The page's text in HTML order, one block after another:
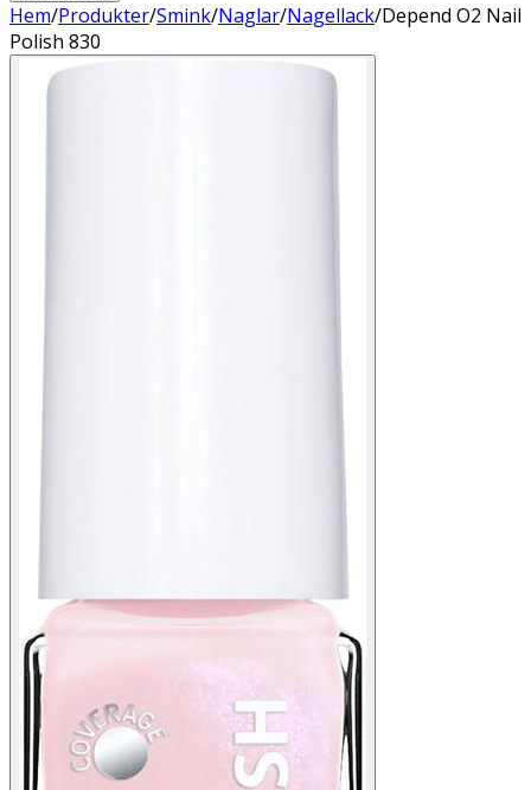
Hem/Produkter/Smink/Naglar/Nagellack/Depend O2 Nail
Polish 830